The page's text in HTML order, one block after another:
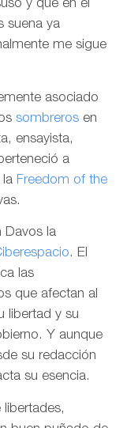
y que en el
suena ya
me sigue
asociado
sombreros en
ensayista,
a
la Freedom of the
Davos la
. El
las
que afectan al
libertad y su
Y aunque
su redacción
su esencia.